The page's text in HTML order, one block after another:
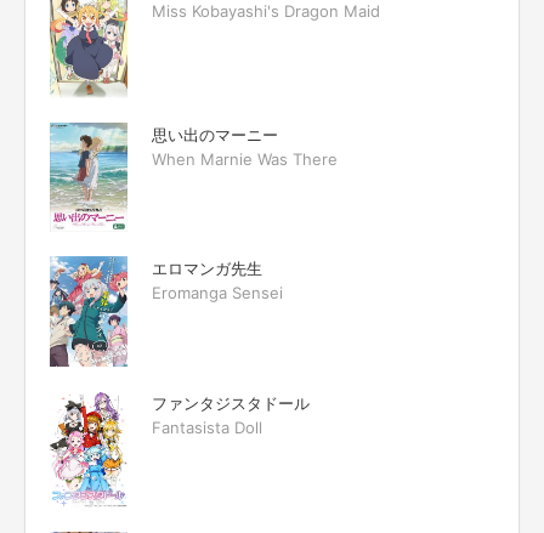
Miss Kobayashi's Dragon Maid
思い出のマーニー
When Marnie Was There
エロマンガ先生
Eromanga Sensei
ファンタジスタドール
Fantasista Doll